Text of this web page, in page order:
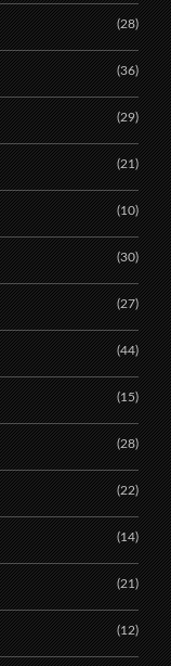
(28)
(36)
(29)
(21)
(10)
(30)
(27)
(44)
(15)
(28)
(22)
(14)
(21)
(12)